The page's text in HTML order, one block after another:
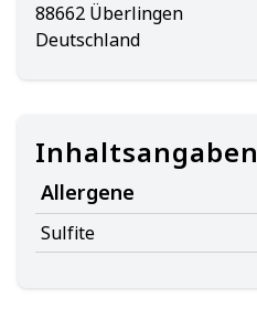
88662 Überlingen
Deutschland
Inhaltsangaben
Allergene
Sulfite